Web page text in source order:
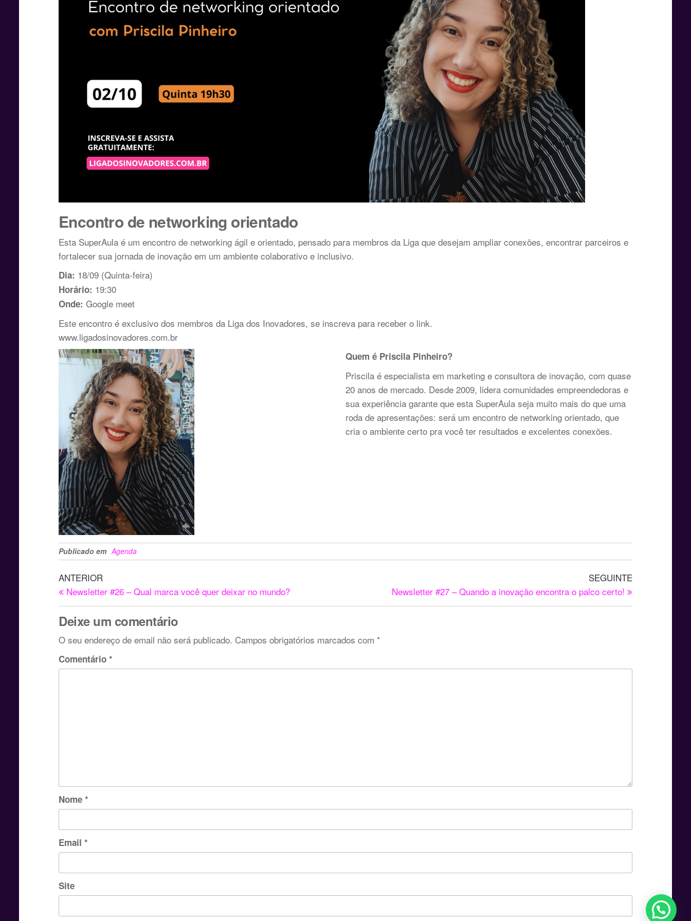
Encontro de networking orientado
Esta SuperAula é um encontro de networking ágil e orientado, pensado para membros da Liga que desejam ampliar conexões, encontrar parceiros e
fortalecer sua jornada de inovação em um ambiente colaborativo e inclusivo.
Dia: 18/09 (Quinta-feira)
Horário: 19:30
Onde: Google meet
Este encontro é exclusivo dos membros da Liga dos Inovadores, se inscreva para receber o link.
www.ligadosinovadores.com.br
Quem é Priscila Pinheiro?
Priscila é especialista em marketing e consultora de inovação, com quase
20 anos de mercado. Desde 2009, lidera comunidades empreendedoras e
sua experiência garante que esta SuperAula seja muito mais do que uma
roda de apresentações: será um encontro de networking orientado, que
cria o ambiente certo pra você ter resultados e excelentes conexões.
Publicado em Agenda
ANTERIOR
Newsletter #26 – Qual marca você quer deixar no mundo?
SEGUINTE
Newsletter #27 – Quando a inovação encontra o palco certo!
Deixe um comentário
O seu endereço de email não será publicado. Campos obrigatórios marcados com *
Comentário *
Nome *
Email *
Site